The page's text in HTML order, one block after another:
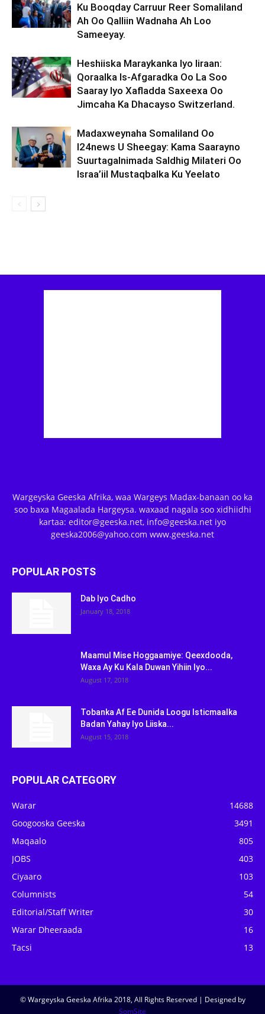
Ku Booqday Carruur Reer Somaliland
Ah Oo Qalliin Wadnaha Ah Loo
Sameeyay.
Heshiiska Maraykanka Iyo Iiraan:
Qoraalka Is-Afgaradka Oo La Soo
Saaray Iyo Xafladda Saxeexa Oo
Jimcaha Ka Dhacayso Switzerland.
Madaxweynaha Somaliland Oo
I24news U Sheegay: Kama Saarayno
Suurtagalnimada Saldhig Milateri Oo
Israa’iil Mustaqbalka Ku Yeelato
Wargeyska Geeska Afrika, waa Wargeys Madax-banaan oo ka
soo baxa Magaalada Hargeysa. waxaad nagala soo xidhiidhi
kartaa: editor@geeska.net, info@geeska.net iyo
geeska2006@yahoo.com www.geeska.net
POPULAR POSTS
Dab Iyo Cadho
January 18, 2018
Maamul Mise Hoggaamiye: Qeexdooda,
Waxa Ay Ku Kala Duwan Yihiin Iyo...
August 17, 2018
Tobanka Af Ee Dunida Loogu Isticmaalka
Badan Yahay Iyo Liiska...
August 15, 2018
POPULAR CATEGORY
Warar
14688
Googooska Geeska
3491
Maqaalo
805
JOBS
403
Ciyaaro
103
Columnists
54
Editorial/Staff Writer
30
Warar Dheeraada
16
Tacsi
13
© Wargeyska Geeska Afrika 2018, All Rights Reserved | Designed by
SomSite